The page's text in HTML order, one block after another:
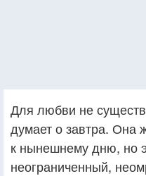
Для любви не
думает о завтра. Она
к нынешнему дню, но
неограниченный,